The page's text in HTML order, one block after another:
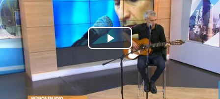
Play
Video